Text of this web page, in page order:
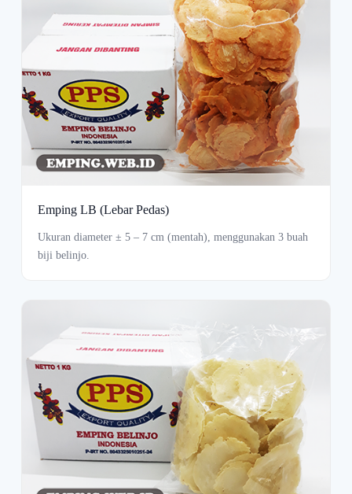
Emping LB (Lebar Pedas)
Ukuran diameter ± 5 – 7 cm (mentah), menggunakan 3 buah
biji belinjo.